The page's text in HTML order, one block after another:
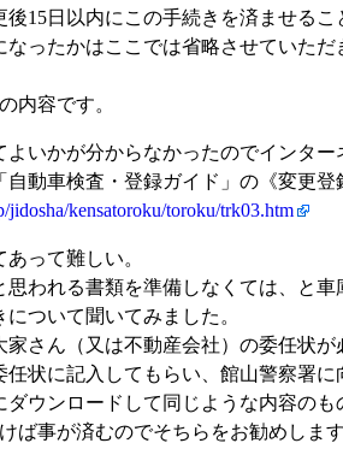
後15日以内にこの手続きを済ませる
なったかはここでは省略させていた
内容です。
よいかが分からなかったのでインタ
自動車検査・登録ガイド」の《変更登
kensatoroku/toroku/trk03.htm
って難しい。
思われる書類を準備しなくては、と車
ついて聞いてみました。
さん（又は不動産会社）の委任状が
任状に記入してもらい、館山警察署に
ダウンロードして同じような内容の
ば事が済むのでそちらをお勧めします